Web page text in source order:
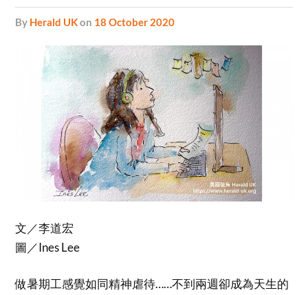
by Herald UKon 18 October 2020
文／李道宏
圖／Ines Lee
做暑期工感覺如同精神虐待……不到兩週卻成為天生的